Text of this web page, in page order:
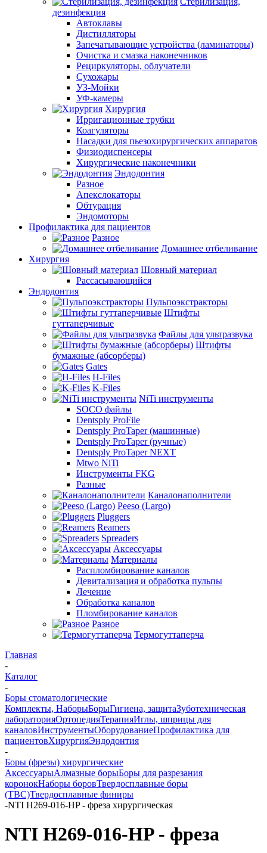
дезинфекция
Автоклавы
Дистилляторы
Запечатывающие устройства (ламинаторы)
Очистка и смазка наконечников
Рециркуляторы, облучатели
Сухожары
УЗ-Мойки
УФ-камеры
Хирургия
Ирригационные трубки
Коагуляторы
Насадки для пьезохирургических аппаратов
Физиодиспенсеры
Хирургические наконечники
Эндодонтия
Разное
Апекслокаторы
Обтурация
Эндомоторы
Профилактика для пациентов
Разное
Домашнее отбеливание
Хирургия
Шовный материал
Рассасывающийся
Эндодонтия
Пульпоэкстракторы
Штифты
гуттаперчивые
Файлы для ультразвука
Штифты
бумажные (абсорберы)
Gates
H-Files
K-Files
NiTi инструменты
SOCO файлы
Dentsply ProFile
Dentsply ProTaper (машинные)
Dentsply ProTaper (ручные)
Dentsply ProTaper NEXT
Mtwo NiTi
Инструменты FKG
Разные
Каналонаполнители
Peeso (Largo)
Pluggers
Reamers
Spreaders
Аксессуары
Материалы
Распломбирование каналов
Девитализация и обработка пульпы
Лечение
Обработка каналов
Пломбирование каналов
Разное
Термогуттаперча
Главная
-
Каталог
-
Боры стоматологические
Комплекты, НаборыБорыГигиена, защитаЗуботехническая
лабораторияОртопедияТерапияИглы, шприцы для
каналовИнструментыОборудованиеПрофилактика для
пациентовХирургияЭндодонтия
-
Боры (фрезы) хирургические
АксессуарыАлмазные борыБоры для разрезания
коронокНаборы боровТвердосплавные боры
(ТВС)Твердосплавные финиры
-NTI H269-016-HP - фреза хирургическая
NTI H269-016-HP - фреза